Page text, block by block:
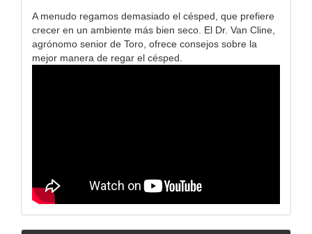
A menudo regamos demasiado el césped, que prefiere
crecer en un ambiente más bien seco. El Dr. Van Cline,
agrónomo senior de Toro, ofrece consejos sobre la
mejor manera de regar el césped.